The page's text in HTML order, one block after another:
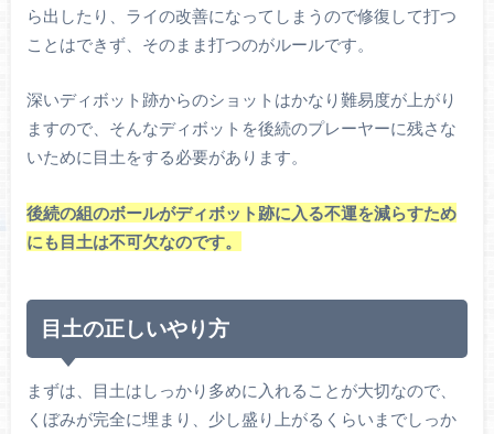
ら出したり、ライの改善になってしまうので修復して打つ
ことはできず、そのまま打つのがルールです。
深いディボット跡からのショットはかなり難易度が上がり
ますので、そんなディボットを後続のプレーヤーに残さな
いために目土をする必要があります。
後続の組のボールがディボット跡に入る不運を減らすため
にも目土は不可欠なのです。
目土の正しいやり方
まずは、目土はしっかり多めに入れることが大切なので、
くぼみが完全に埋まり、少し盛り上がるくらいまでしっか